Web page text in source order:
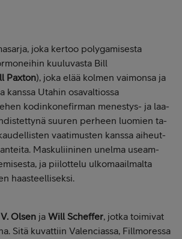
joka kertoo polygamisesta
kuuluvasta Bill
Paxton), joka elää kolmen vaimonsa ja
kanssa Utahin osavaltiossa
ko­din­ko­ne­fir­man me­nes­tys- ja laa­
suuren perheen luomien ta­
vaa­ti­mus­ten kans­sa ai­heut­
Mas­ku­lii­ni­nen unel­ma useam­
ja pii­lot­te­lu ul­ko­maail­mal­ta
haas­teel­li­sek­si.
Olsen ja Will Scheffer, jotka toimivat
Sitä kuvattiin Valenciassa, Fillmoressa